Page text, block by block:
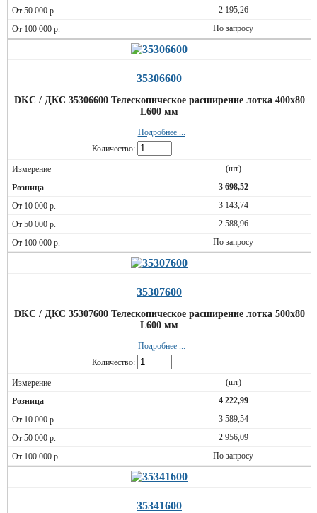
2 195,26
По запросу
35306600
DKC / ДКС 35306600 Телескопическое расширение лотка 400х80
L600 мм
Подробнее ...
Количество:
(шт)
3 698,52
3 143,74
2 588,96
По запросу
35307600
DKC / ДКС 35307600 Телескопическое расширение лотка 500х80
L600 мм
Подробнее ...
Количество:
(шт)
4 222,99
3 589,54
2 956,09
По запросу
35341600